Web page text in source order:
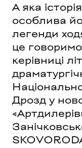
А яка
особлива
легенди
це
керівниці
Дрозд у